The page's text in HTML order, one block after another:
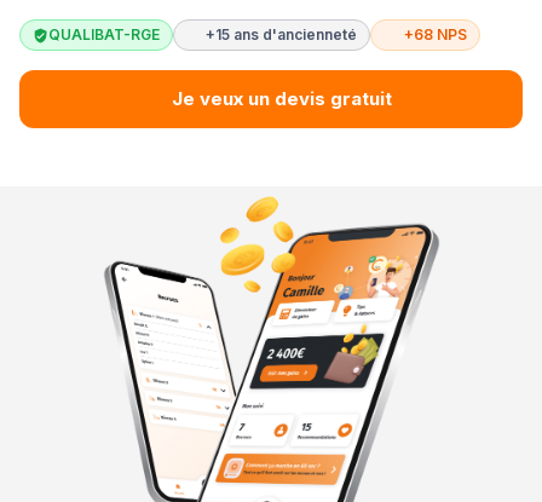
QUALIBAT-RGE +15 ans d'ancienneté +68 NPS
Je veux un devis gratuit